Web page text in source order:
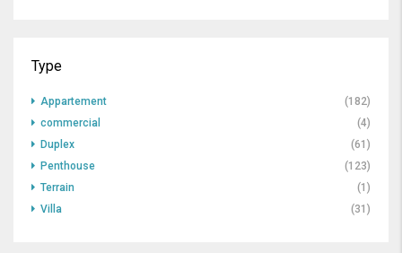
Type
Appartement
(182)
commercial
(4)
Duplex
(61)
Penthouse
(123)
Terrain
(1)
Villa
(31)